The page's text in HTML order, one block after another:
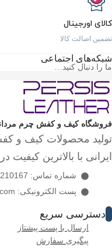
کالای اورجینال
تضمین اصالت کالا
شبکه‌های اجتماعی
ما را دنبال کنید…
فروشگاه کیف و کفش چرم
تولید محصولات کیف و
ایرانی با بالاترین
شماره تماس: 09123210167
پست الکترونیکی: persisleather@gmail.com
دسترسی سریع
ارسال با پست پیشتاز
پیگیری سفارش